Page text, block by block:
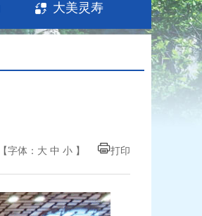
大美灵寿
【字体： 大 中 小 】 打印